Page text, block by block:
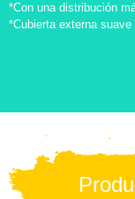
*Con una distribución
*Cubierta externa suave